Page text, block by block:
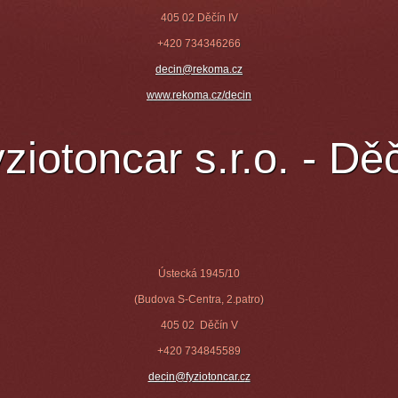
405 02 Děčín IV
+420 734346266
decin@rekoma.cz
www.rekoma.cz/decin
s.r.o. -
Ústecká 1945/10
(Budova S-Centra, 2.patro)
405 02 Děčín V
+420 734845589
decin@fyziotoncar.cz